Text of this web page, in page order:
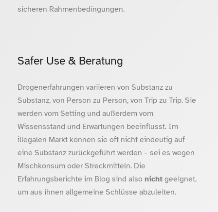
sicheren Rahmenbedingungen.
Safer Use & Beratung
Drogenerfahrungen variieren von Substanz zu
Substanz, von Person zu Person, von Trip zu Trip. Sie
werden vom Setting und außerdem vom
Wissensstand und Erwartungen beeinflusst. Im
illegalen Markt können sie oft nicht eindeutig auf
eine Substanz zurückgeführt werden – sei es wegen
Mischkonsum oder Streckmitteln. Die
Erfahrungsberichte im Blog sind also nichtgeeignet,
um aus ihnen allgemeine Schlüsse abzuleiten.